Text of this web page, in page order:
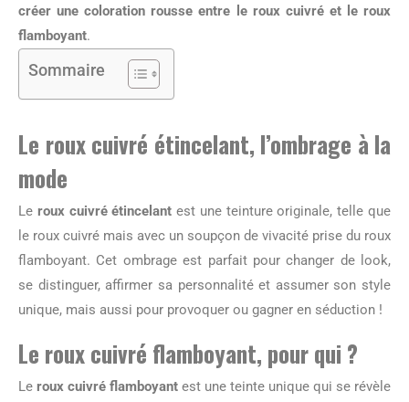
créer une coloration rousse entre le roux cuivré et le roux
flamboyant.
Sommaire
Le roux cuivré étincelant, l’ombrage à la
mode
Le roux cuivré étincelant est une teinture originale, telle que
le roux cuivré mais avec un soupçon de vivacité prise du roux
flamboyant. Cet ombrage est parfait pour changer de look,
se distinguer, affirmer sa personnalité et assumer son style
unique, mais aussi pour provoquer ou gagner en séduction !
Le roux cuivré flamboyant, pour qui ?
Le roux cuivré flamboyant est une teinte unique qui se révèle